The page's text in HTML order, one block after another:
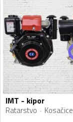
IMT - kipor
Ratarstvo Kosačice